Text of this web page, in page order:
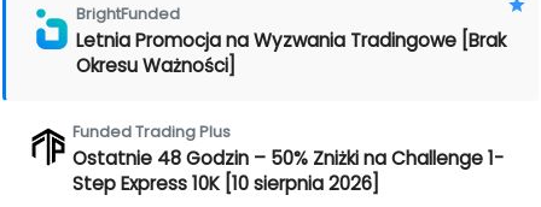
BrightFunded
Letnia Promocja na Wyzwania Tradingowe [Brak
Okresu Ważności]
Funded Trading Plus
Ostatnie 48 Godzin – 50% Zniżki na Challenge 1-
Step Express 10K [10 sierpnia 2026]